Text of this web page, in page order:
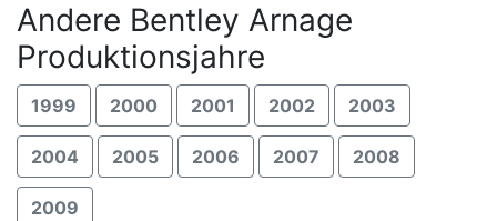
Andere Bentley Arnage
Produktionsjahre
1999 2000 2001 2002 2003
2004 2005 2006 2007 2008
2009